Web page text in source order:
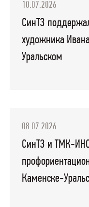
10.07.2026
СинТЗ
художника
Уральском
08.07.2026
СинТЗ и ТМК-
Каменске-